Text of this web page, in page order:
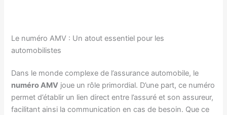
Le numéro AMV : Un atout essentiel pour les
automobilistes
Dans le monde complexe de l’assurance automobile, le
numéro AMV joue un rôle primordial. D’une part, ce numéro
permet d’établir un lien direct entre l’assuré et son assureur,
facilitant ainsi la communication en cas de besoin. Que ce